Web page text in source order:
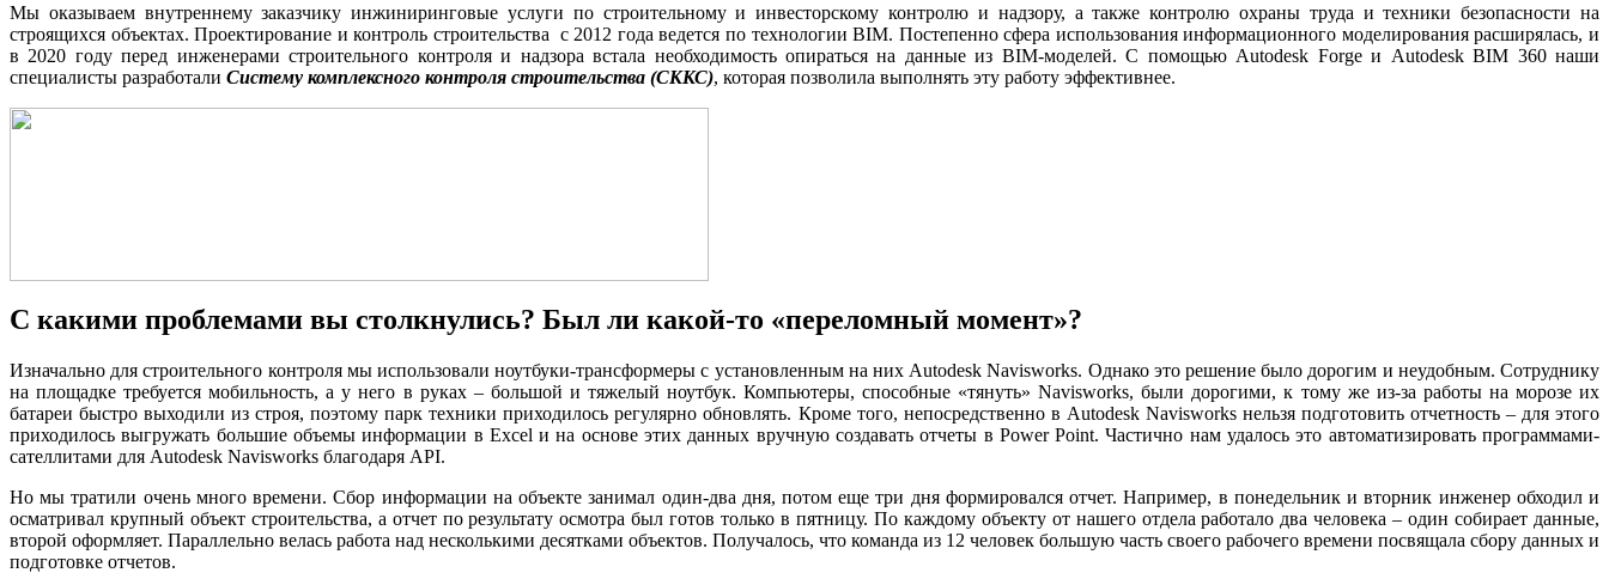
Мы оказываем внутреннему заказчику инжиниринговые услуги по строительному и инвесторскому контролю и надзору, а также контролю охраны труда и техники безопасности на
строящихся объектах. Проектирование и контроль строительства с 2012 года ведется по технологии BIM. Постепенно сфера использования информационного моделирования расширялась, и
в 2020 году перед инженерами строительного контроля и надзора встала необходимость опираться на данные из BIM-моделей. С помощью Autodesk Forge и Autodesk BIM 360 наши
специалисты разработали Систему комплексного контроля строительства (СККС), которая позволила выполнять эту работу эффективнее.
С какими проблемами вы столкнулись? Был ли какой-то «переломный момент»?
Изначально для строительного контроля мы использовали ноутбуки-трансформеры с установленным на них Autodesk Navisworks. Однако это решение было дорогим и неудобным. Сотруднику
на площадке требуется мобильность, а у него в руках – большой и тяжелый ноутбук. Компьютеры, способные «тянуть» Navisworks, были дорогими, к тому же из-за работы на морозе их
батареи быстро выходили из строя, поэтому парк техники приходилось регулярно обновлять. Кроме того, непосредственно в Autodesk Navisworks нельзя подготовить отчетность – для этого
приходилось выгружать большие объемы информации в Excel и на основе этих данных вручную создавать отчеты в Power Point. Частично нам удалось это автоматизировать программами-
сателлитами для Autodesk Navisworks благодаря API.
Но мы тратили очень много времени. Сбор информации на объекте занимал один-два дня, потом еще три дня формировался отчет. Например, в понедельник и вторник инженер обходил и
осматривал крупный объект строительства, а отчет по результату осмотра был готов только в пятницу. По каждому объекту от нашего отдела работало два человека – один собирает данные,
второй оформляет. Параллельно велась работа над несколькими десятками объектов. Получалось, что команда из 12 человек большую часть своего рабочего времени посвящала сбору данных и
подготовке отчетов.